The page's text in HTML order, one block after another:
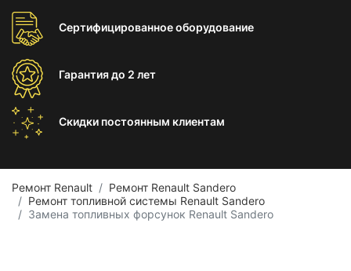
Сертифицированноеоборудование
Гарантиядо 2 лет
Скидки постоянным клиентам
Ремонт Renault
Ремонт Renault Sandero
Ремонт топливной системы Renault Sandero
Замена топливных форсунок Renault Sandero